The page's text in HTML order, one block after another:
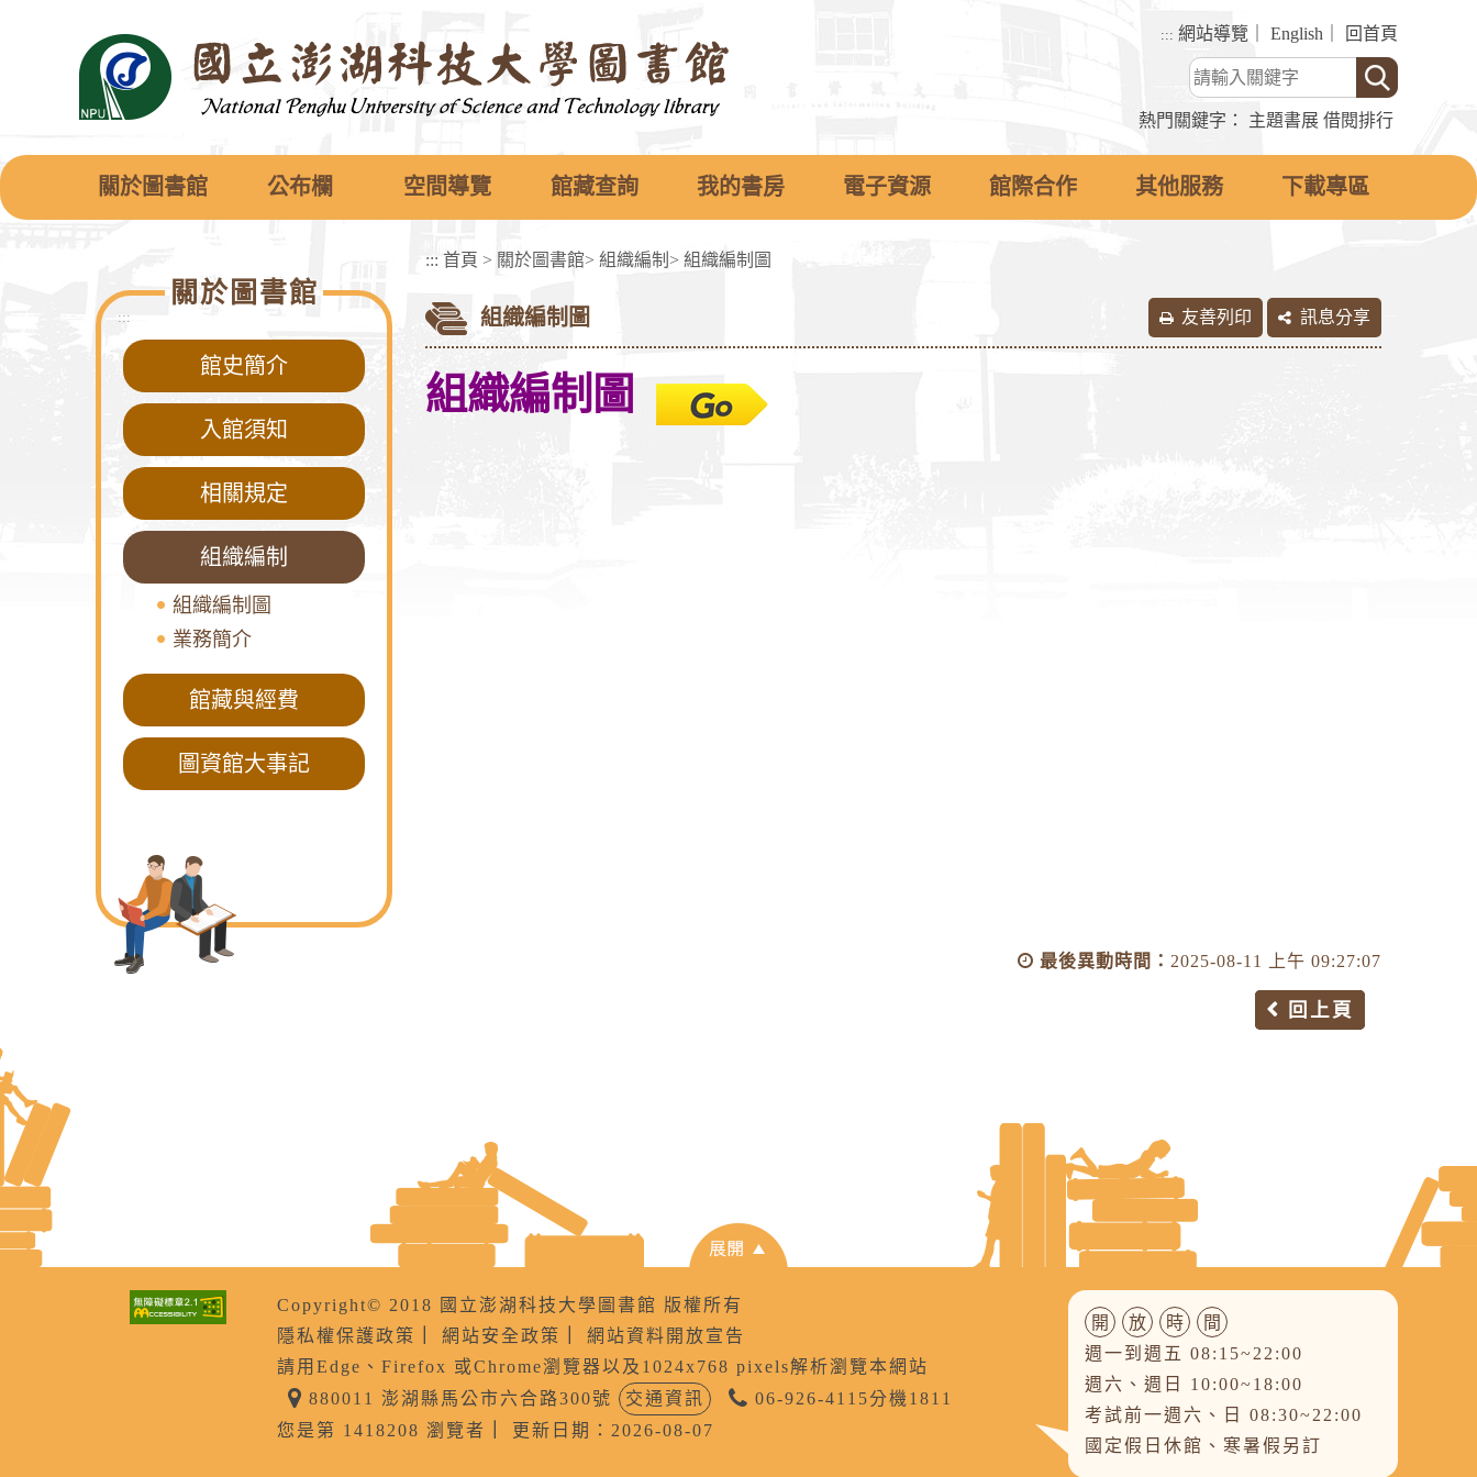
區
塊
::: 網站導覽 English 回首頁
熱門關鍵字： 主題書展 借閱排行
關於圖書館 公布欄 空間導覽 館藏查詢 我的書房 電子資源 館際合作 其他服務 下載專區
:::
關於圖書館
館史簡介
入館須知
相關規定
組織編制
組織編制圖
業務簡介
館藏與經費
圖資館大事記
::: 首頁 > 關於圖書館> 組織編制 > 組織編制圖
組織編制圖 友善列印 訊息分享
組織編制圖
最後異動時間： 2025-08-11 上午 09:27:07
回上頁
Copyright© 2018 國立澎湖科技大學圖書館 版權所有
隱私權保護政策
網站安全政策
網站資料開放宣告
請用Edge、Firefox 或Chrome瀏覽器以及1024x768 pixels解析瀏覽本網站
880011 澎湖縣馬公市六合路300號
交通資訊
06-926-4115分機1811
您是第 1418208 瀏覽者
更新日期：2026-08-07
開 放 時
間
週一到週五 08:15~22:00
週六、週日 10:00~18:00
考試前一週六、日 08:30~22:00
國定假日休館、寒暑假另訂